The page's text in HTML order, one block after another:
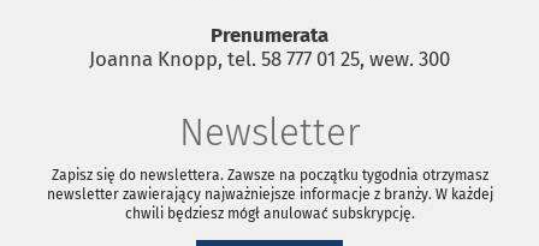
Prenumerata
Joanna Knopp, tel. 58 777 01 25, wew. 300
Newsletter
Zapisz się do newslettera. Zawsze na początku tygodnia otrzymasz
newsletter zawierający najważniejsze informacje z branży. W każdej
chwili będziesz mógł anulować subskrypcję.